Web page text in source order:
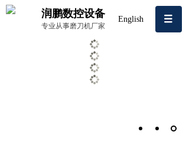
润鹏数控设备 English
专业从事磨刀机厂家